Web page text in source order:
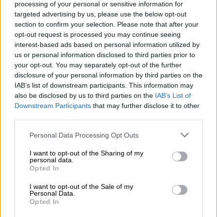
processing of your personal or sensitive information for
targeted advertising by us, please use the below opt-out
section to confirm your selection. Please note that after your
opt-out request is processed you may continue seeing
interest-based ads based on personal information utilized by
us or personal information disclosed to third parties prior to
your opt-out. You may separately opt-out of the further
disclosure of your personal information by third parties on the
IAB’s list of downstream participants. This information may
also be disclosed by us to third parties on the IAB’s List of
Downstream Participants that may further disclose it to other
Please note that this website/app uses one or more Google
not limited to your visit or usage behaviour. You may click to
grant or deny consent to Google and its third-party tags to
use your data for below specified purposes in below Google
consent section.
Personal Data Processing Opt Outs
I want to opt-out of the Sharing of my
personal data.
Opted In
I want to opt-out of the Sale of my
Personal Data.
Opted In
«κιτρινόμαυροι» εκμεταλλεύθηκαν και τη
μεγάλη τους δύναμη στον αέρα, επίσης
απέναντι σε έναν απολύτως αδιάβαστο
Ολυμπιακό, που συνεχίζει να μην μπορεί να
βγάλει αποτελεσματικά ούτε τις πλέον
τυπικές άμυνες.
Στο πρώτο τέταρτο, η ΑΕΚ είχε δύο τελικές
με Τσούμπερ (4') και Πινέδα (15'), με τον
λάθος γύρισμα του Μασούρα έδωσε στον
Ρότα την ευκαιρία να βγει τετ-α-τετ, όμως
καθυστέρησε, έχασε το κοντρόλ και κόπηκε
κεφαλιά του Βίντα στο 27' σε ένα από τα
πολλά κόρνερ του Άμραμπατ. Σε ένα ακόμη